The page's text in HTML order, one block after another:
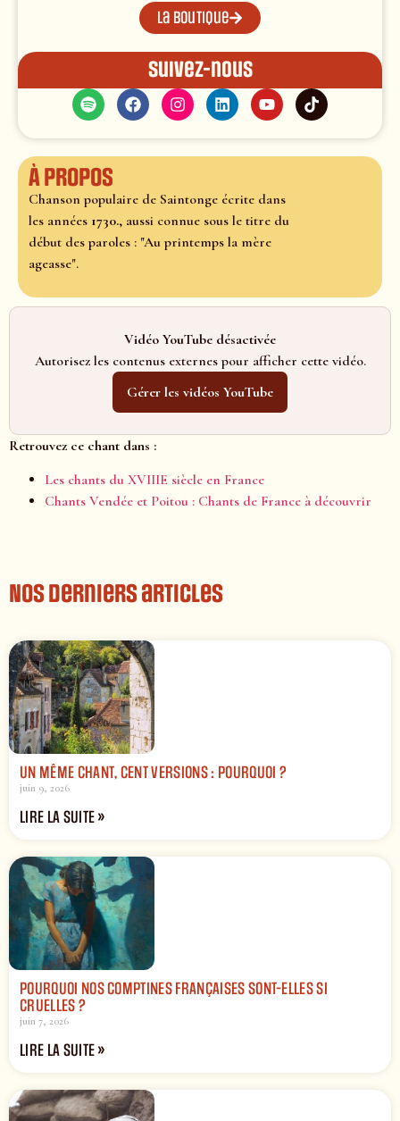
La boutique
Suivez-nous
À propos
Chanson populaire de Saintonge écrite dans
les années 1730., aussi connue sous le titre du
début des paroles : "Au printemps la mère
ageasse".
Vidéo YouTube désactivée
Autorisez les contenus externes pour afficher cette vidéo.
Gérer les vidéos YouTube
Retrouvez ce chant dans :
Les chants du XVIIIE siècle en France
Chants Vendée et Poitou : Chants de France à découvrir
Nos derniers articles
UN MÊME CHANT, CENT VERSIONS : POURQUOI ?
juin 9, 2026
LIRE LA SUITE »
POURQUOI NOS COMPTINES FRANÇAISES SONT-ELLES SI
CRUELLES ?
juin 7, 2026
LIRE LA SUITE »